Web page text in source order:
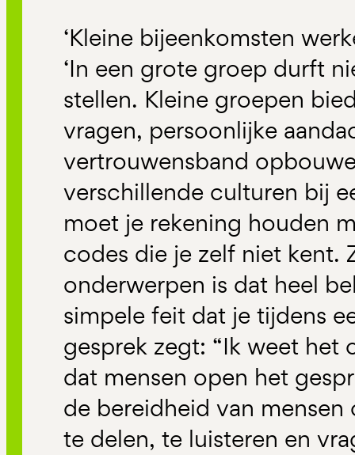
‘Kleine bijeenkomsten
‘In een grote groep durft
stellen. Kleine groepen
vragen, persoonlijke
vertrouwensband
verschillende culturen bij
moet je rekening houden
codes die je zelf niet kent.
onderwerpen is dat heel
simpele feit dat je tijdens
gesprek zegt: “Ik weet het
dat mensen open het
de bereidheid van
te delen, te luisteren en